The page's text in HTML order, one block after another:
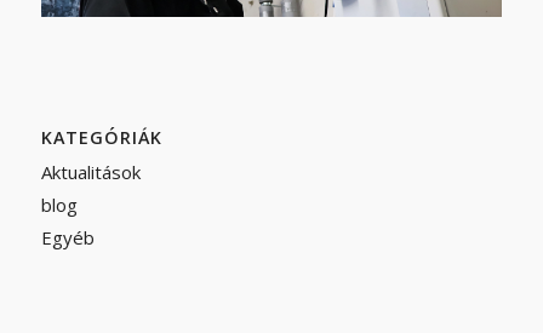
KATEGÓRIÁK
Aktualitások
blog
Egyéb